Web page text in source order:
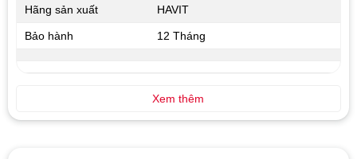
Hãng sản xuất HAVIT
Bảo hành 12 Tháng
Xem thêm